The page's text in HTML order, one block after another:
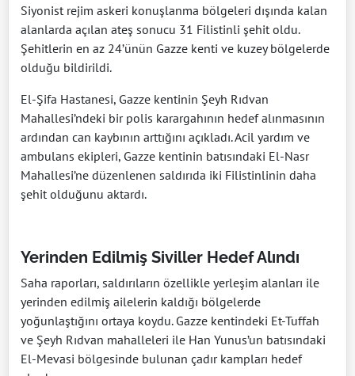
Siyonist rejim askeri konuşlanma bölgeleri dışında kalan
alanlarda açılan ateş sonucu 31 Filistinli şehit oldu.
Şehitlerin en az 24’ünün Gazze kenti ve kuzey bölgelerde
olduğu bildirildi.
El-Şifa Hastanesi, Gazze kentinin Şeyh Rıdvan
Mahallesi’ndeki bir polis karargahının hedef alınmasının
ardından can kaybının arttığını açıkladı. Acil yardım ve
ambulans ekipleri, Gazze kentinin batısındaki El-Nasr
Mahallesi’ne düzenlenen saldırıda iki Filistinlinin daha
şehit olduğunu aktardı.
Yerinden Edilmiş Siviller Hedef Alındı
Saha raporları, saldırıların özellikle yerleşim alanları ile
yerinden edilmiş ailelerin kaldığı bölgelerde
yoğunlaştığını ortaya koydu. Gazze kentindeki Et-Tuffah
ve Şeyh Rıdvan mahalleleri ile Han Yunus’un batısındaki
El-Mevasi bölgesinde bulunan çadır kampları hedef